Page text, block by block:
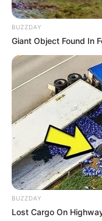
BUZZDAY
Giant Object Found In
BUZZDAY
Lost Cargo On